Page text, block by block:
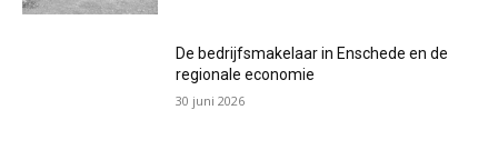
De bedrijfsmakelaar in Enschede en de
regionale economie
30 juni 2026